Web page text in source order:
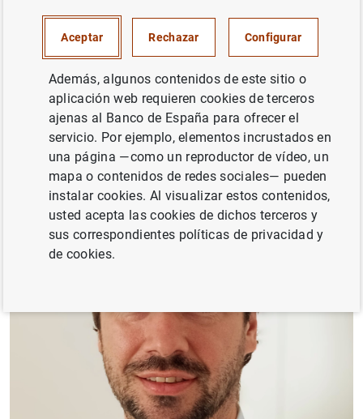
Enrique
Aceptar Rechazar Configurar
Además, algunos contenidos de este sitio o
aplicación web requieren cookies de terceros
ajenas al Banco de España para ofrecer el
servicio. Por ejemplo, elementos incrustados en
una página —como un reproductor de vídeo, un
mapa o contenidos de redes sociales— pueden
instalar cookies. Al visualizar estos contenidos,
usted acepta las cookies de dichos terceros y
sus correspondientes políticas de privacidad y
de cookies.